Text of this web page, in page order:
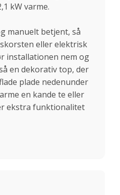
kW varme.
manuelt betjent, så
eller elektrisk
installationen nem og
en dekorativ top, der
plade nedenunder
en kande te eller
ekstra funktionalitet